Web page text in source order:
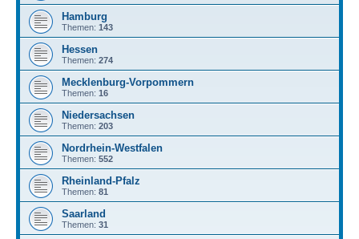
Hamburg
Themen: 143
Hessen
Themen: 274
Mecklenburg-Vorpommern
Themen: 16
Niedersachsen
Themen: 203
Nordrhein-Westfalen
Themen: 552
Rheinland-Pfalz
Themen: 81
Saarland
Themen: 31